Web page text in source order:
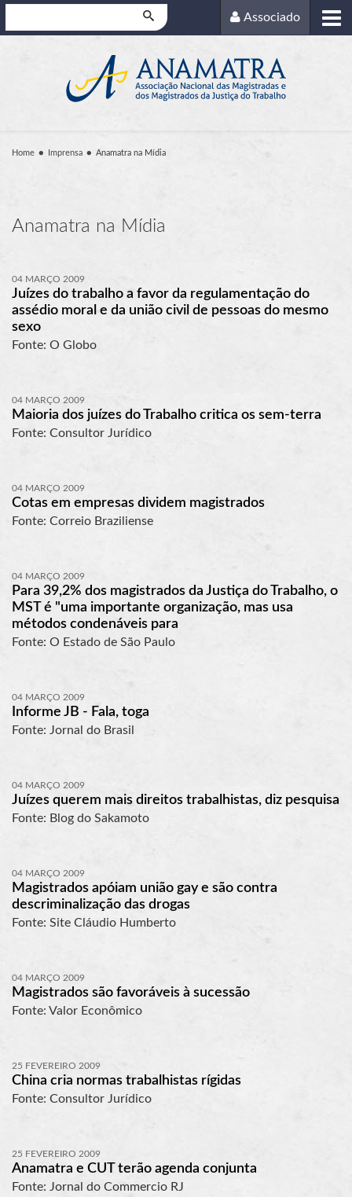
Associado
Home Imprensa Anamatra na Mídia
Anamatra na Mídia
04 MARÇO 2009
Juízes do trabalho a favor da regulamentação do
assédio moral e da união civil de pessoas do mesmo
sexo
Fonte: O Globo
04 MARÇO 2009
Maioria dos juízes do Trabalho critica os sem-terra
Fonte: Consultor Jurídico
04 MARÇO 2009
Cotas em empresas dividem magistrados
Fonte: Correio Braziliense
04 MARÇO 2009
Para 39,2% dos magistrados da Justiça do Trabalho, o
MST é "uma importante organização, mas usa
métodos condenáveis para
Fonte: O Estado de São Paulo
04 MARÇO 2009
Informe JB - Fala, toga
Fonte: Jornal do Brasil
04 MARÇO 2009
Juízes querem mais direitos trabalhistas, diz pesquisa
Fonte: Blog do Sakamoto
04 MARÇO 2009
Magistrados apóiam união gay e são contra
descriminalização das drogas
Fonte: Site Cláudio Humberto
04 MARÇO 2009
Magistrados são favoráveis à sucessão
Fonte: Valor Econômico
25 FEVEREIRO 2009
China cria normas trabalhistas rígidas
Fonte: Consultor Jurídico
25 FEVEREIRO 2009
Anamatra e CUT terão agenda conjunta
Fonte: Jornal do Commercio RJ